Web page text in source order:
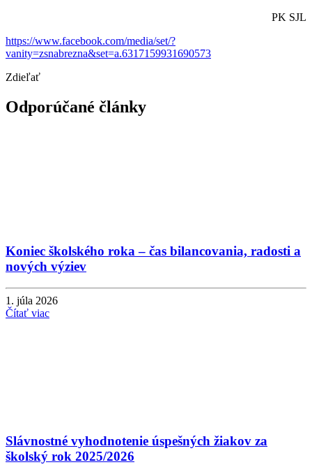
PK SJL
https://www.facebook.com/media/set/?
vanity=zsnabrezna&set=a.6317159931690573
Zdieľať
Odporúčané články
Koniec školského roka – čas bilancovania, radosti a
nových výziev
1. júla 2026
Čítať viac
Slávnostné vyhodnotenie úspešných žiakov za
školský rok 2025/2026